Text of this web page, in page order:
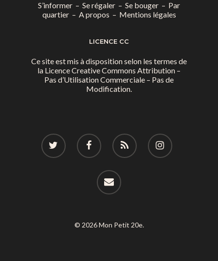
S’informer – Se régaler – Se bouger – Par
quartier– A propos – Mentions légales
LICENCE CC
Ce site est mis à disposition selon les termes de
la Licence Creative Commons Attribution –
Pas d’Utilisation Commerciale – Pas de
Modification.
© 2026 Mon Petit 20e.